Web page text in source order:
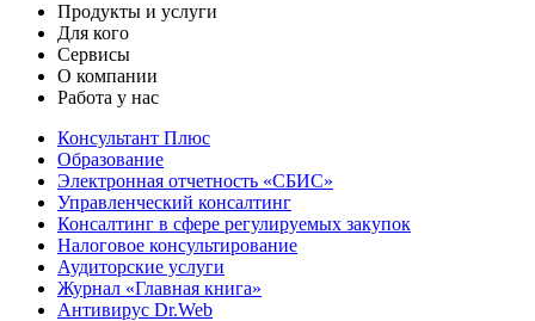
Продукты и услуги
Для кого
Сервисы
О компании
Работа у нас
Консультант Плюс
Образование
Электронная отчетность «СБИС»
Управленческий консалтинг
Консалтинг в сфере регулируемых закупок
Налоговое консультирование
Аудиторские услуги
Журнал «Главная книга»
Антивирус Dr.Web